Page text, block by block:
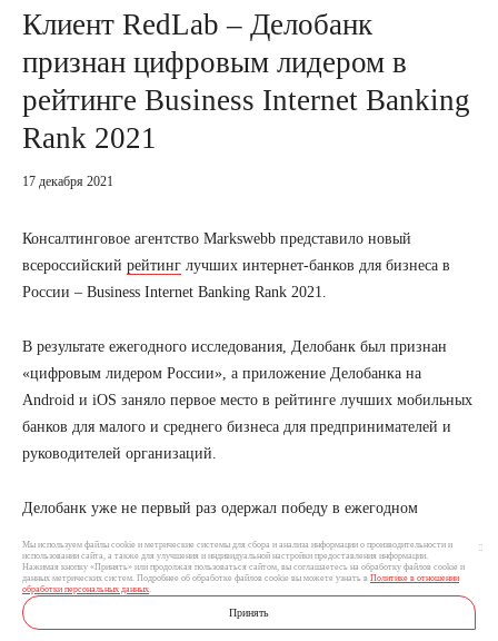
Клиент RedLab – Делобанк
признан цифровым лидером в
рейтинге Business Internet Banking
Rank 2021
17 декабря 2021
Консалтинговое агентство Markswebb представило новый
всероссийский рейтинг лучших интернет-банков для бизнеса в
России – Business Internet Banking Rank 2021.
В результате ежегодного исследования, Делобанк был признан
«цифровым лидером России», а приложение Делобанка на
Android и iOS заняло первое место в рейтинге лучших мобильных
банков для малого и среднего бизнеса для предпринимателей и
руководителей организаций.
Делобанк уже не первый раз одержал победу в ежегодном
предпринимателей Делобанка победил в трех номинациях
Business Internet Banking Rank 2020 по версии Markswebb: I место в
рейтинге «Интернет-банков для торгово-сервисного
Мы используем файлы cookie и метрические системы для сбора и анализа информации о производительности и
использовании сайта, а также для улучшения и индивидуальной настройки предоставления информации.
Нажимая кнопку «Принять» или продолжая пользоваться сайтом, вы соглашаетесь на обработку файлов cookie и
данных метрических систем. Подробнее об обработке файлов cookie вы можете узнать в Политике в отношении
обработки персональных данных.
Принять